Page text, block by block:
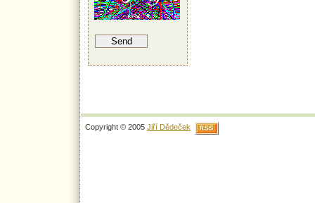
Copyright © 2005 Jiří Dědeček